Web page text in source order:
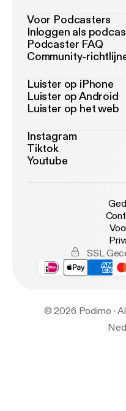
Voor Podcasters
Inloggen als
Podcaster FAQ
Community-
Luister op iPhone
Luister op Android
Luister op het web
Instagram
Tiktok
Youtube
SSL
© 2026 Podimo ·